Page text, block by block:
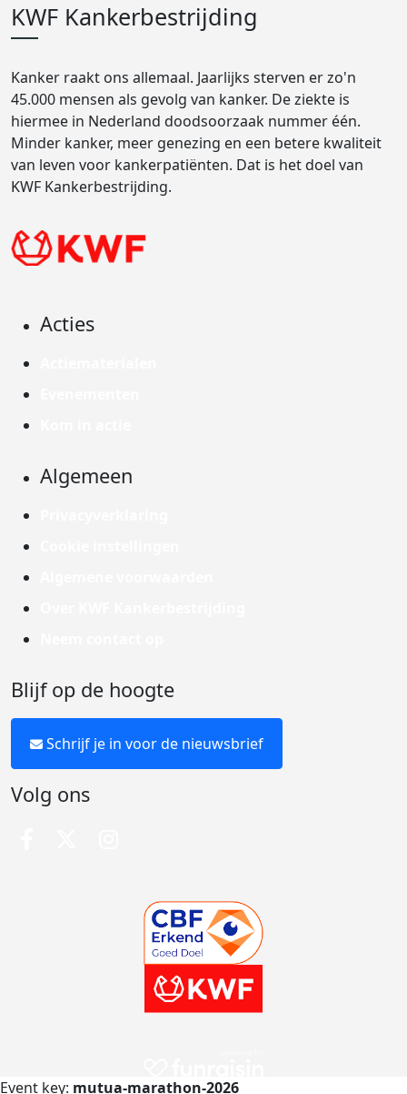
KWF Kankerbestrijding
Kanker raakt ons allemaal. Jaarlijks sterven er zo'n
45.000 mensen als gevolg van kanker. De ziekte is
hiermee in Nederland doodsoorzaak nummer één.
Minder kanker, meer genezing en een betere kwaliteit
van leven voor kankerpatiënten. Dat is het doel van
KWF Kankerbestrijding.
Acties
Algemeen
Blijf op de hoogte
Schrijf je in voor de nieuwsbrief
Volg ons
Event key: mutua-marathon-2026